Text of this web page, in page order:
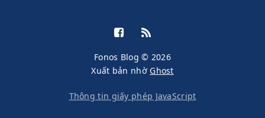
Fonos Blog © 2026
Xuất bản nhờ Ghost
Thông tin giấy phép JavaScript